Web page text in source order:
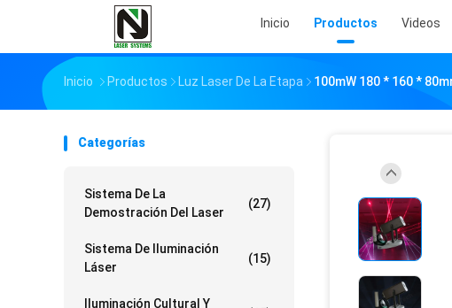
Inicio Productos Videos
Inicio Productos Luz Laser De La Etapa 100mW 180 * 160 *
Categorías
Sistema De La
Demostración Del Laser
(27)
Sistema De Iluminación
Láser
(15)
Iluminación Cultural Y